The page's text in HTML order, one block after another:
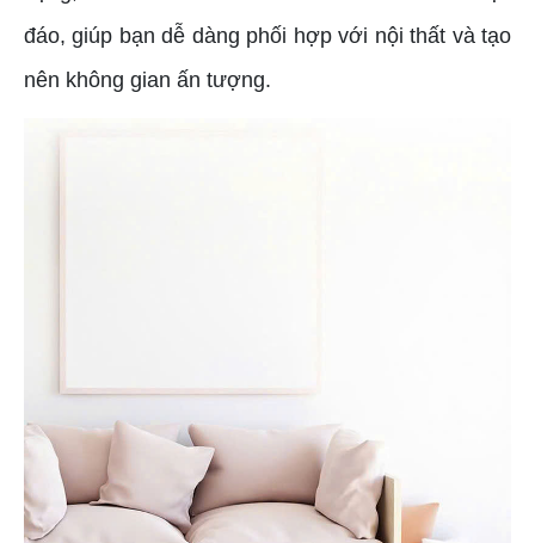
đáo, giúp bạn dễ dàng phối hợp với nội thất và tạo
nên không gian ấn tượng.